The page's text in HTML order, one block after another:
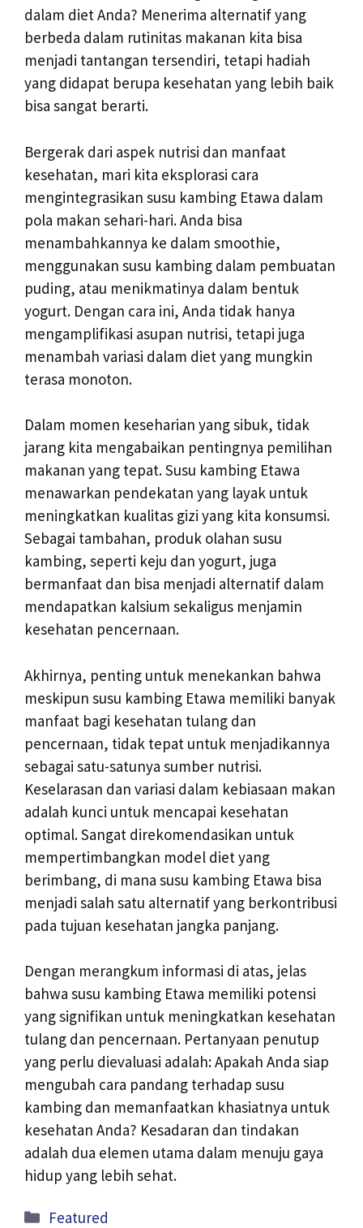
dalam diet Anda? Menerima alternatif yang
berbeda dalam rutinitas makanan kita bisa
menjadi tantangan tersendiri, tetapi hadiah
yang didapat berupa kesehatan yang lebih baik
bisa sangat berarti.
Bergerak dari aspek nutrisi dan manfaat
kesehatan, mari kita eksplorasi cara
mengintegrasikan susu kambing Etawa dalam
pola makan sehari-hari. Anda bisa
menambahkannya ke dalam smoothie,
menggunakan susu kambing dalam pembuatan
puding, atau menikmatinya dalam bentuk
yogurt. Dengan cara ini, Anda tidak hanya
mengamplifikasi asupan nutrisi, tetapi juga
menambah variasi dalam diet yang mungkin
terasa monoton.
Dalam momen keseharian yang sibuk, tidak
jarang kita mengabaikan pentingnya pemilihan
makanan yang tepat. Susu kambing Etawa
menawarkan pendekatan yang layak untuk
meningkatkan kualitas gizi yang kita konsumsi.
Sebagai tambahan, produk olahan susu
kambing, seperti keju dan yogurt, juga
bermanfaat dan bisa menjadi alternatif dalam
mendapatkan kalsium sekaligus menjamin
kesehatan pencernaan.
Akhirnya, penting untuk menekankan bahwa
meskipun susu kambing Etawa memiliki banyak
manfaat bagi kesehatan tulang dan
pencernaan, tidak tepat untuk menjadikannya
sebagai satu-satunya sumber nutrisi.
Keselarasan dan variasi dalam kebiasaan makan
adalah kunci untuk mencapai kesehatan
optimal. Sangat direkomendasikan untuk
mempertimbangkan model diet yang
berimbang, di mana susu kambing Etawa bisa
menjadi salah satu alternatif yang berkontribusi
pada tujuan kesehatan jangka panjang.
Dengan merangkum informasi di atas, jelas
bahwa susu kambing Etawa memiliki potensi
yang signifikan untuk meningkatkan kesehatan
tulang dan pencernaan. Pertanyaan penutup
yang perlu dievaluasi adalah: Apakah Anda siap
mengubah cara pandang terhadap susu
kambing dan memanfaatkan khasiatnya untuk
kesehatan Anda? Kesadaran dan tindakan
adalah dua elemen utama dalam menuju gaya
hidup yang lebih sehat.
Kategori
Featured